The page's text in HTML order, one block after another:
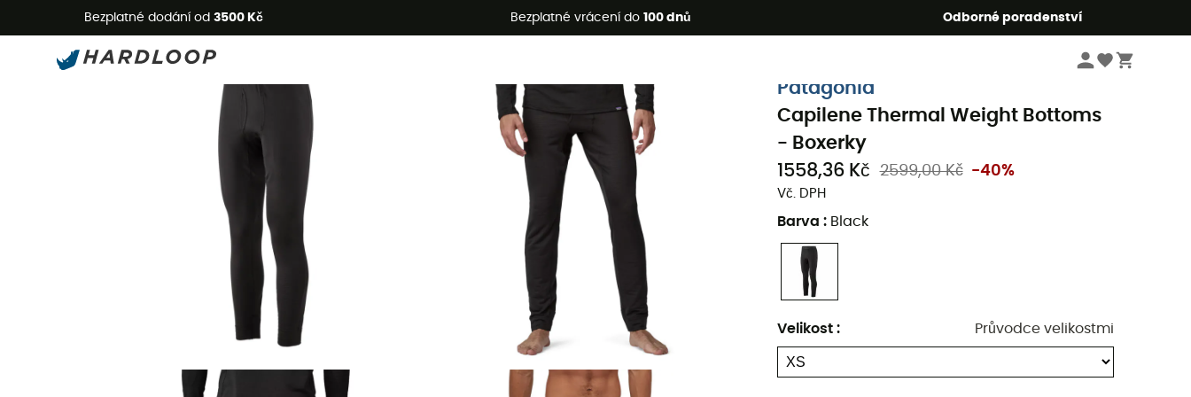
Bezplatné dodání od 3500 Kč Bezplatné vrácení do 100 dnů Odborné poradenství
Letní akce 🔥 -5 % EXTRA při nákupu 2 produktů* s kódem Summer5
Pánské funkční trička
Patagonia
Capilene Thermal Weight Bottoms
- Boxerky
1558,36 Kč
2599,00 Kč -40%
Vč. DPH
Barva : Black
Velikost : Průvodce velikostmi